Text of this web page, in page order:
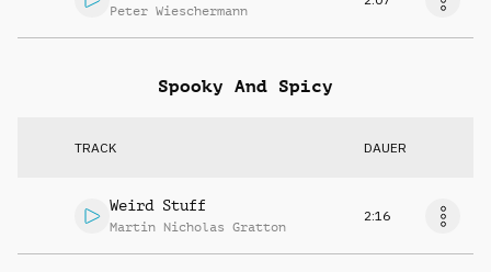
Peter Wieschermann
Spooky And Spicy
TRACK DAUER
Weird Stuff
Martin Nicholas Gratton
2:16